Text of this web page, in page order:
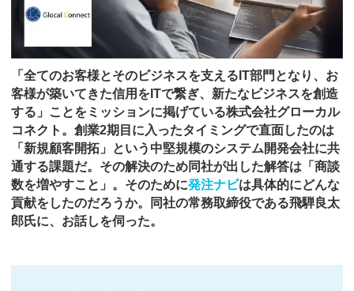
「全てのお客様とそのビジネスを支えるIT部門となり、お
客様が築いてきた信用をITで繋ぎ、新たなビジネスを創造
する」ことをミッションに掲げている株式会社グローカル
コネクト。創業2期目に入ったタイミングで直面したのは
「新規顧客開拓」という中堅規模のシステム開発会社に共
通する課題だ。その解決のため同社が出した解答は「商談
数を増やすこと」。そのために発注ナビは具体的にどんな
貢献をしたのだろうか。同社の常務取締役である飛騨良太
郎氏に、お話しを伺った。